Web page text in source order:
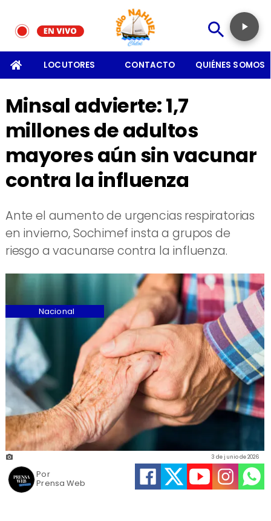
LOCUTORES CONTACTO QUIÉNES SOMOS
Minsal advierte: 1,7
millones de adultos
mayores aún sin vacunar
contra la influenza
Ante el aumento de urgencias respiratorias
en invierno, Sochimef insta a grupos de
riesgo a vacunarse contra la influenza.
Prensa Web
3 de junio de 2026
Nacional
Por